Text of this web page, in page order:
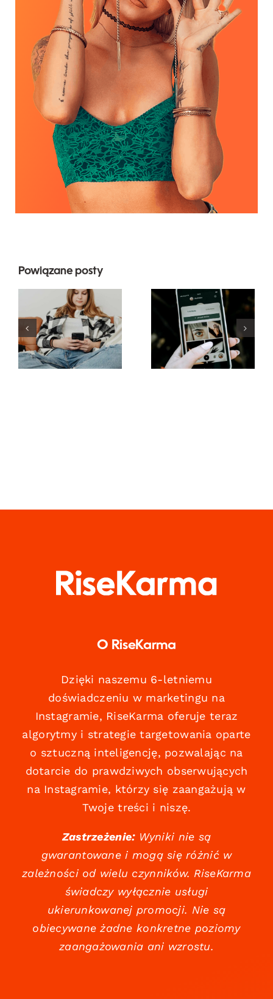
Powiązane posty
Innowacyjne
strategie
zwiększania
widoczności
grup na
Facebooku
Najlepsze
praktyki
korzystania
z filtrów
rzeczywistości
rozszerzonej
O RiseKarma
Dzięki naszemu 6-letniemu
doświadczeniu w marketingu na
Instagramie, RiseKarma oferuje teraz
algorytmy i strategie targetowania oparte
o sztuczną inteligencję, pozwalając na
dotarcie do prawdziwych obserwujących
na Instagramie, którzy się zaangażują w
Twoje treści i niszę.
Zastrzeżenie:Wyniki nie są
gwarantowane i mogą się różnić w
zależności od wielu czynników. RiseKarma
świadczy wyłącznie usługi
ukierunkowanej promocji. Nie są
obiecywane żadne konkretne poziomy
zaangażowania ani wzrostu.